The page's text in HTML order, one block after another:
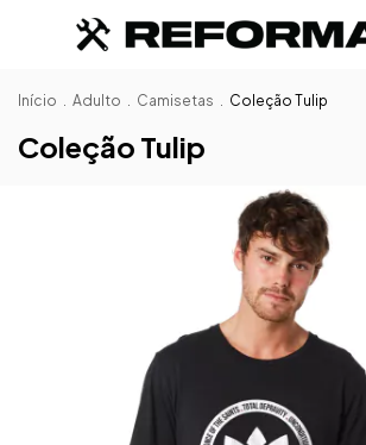
Início Adulto Camisetas Coleção Tulip
Coleção Tulip